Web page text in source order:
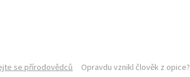
se přírodovědců Opravdu vznikl člověk z opice?